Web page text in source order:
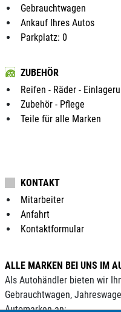
Gebrauchtwagen
Ankauf Ihres Autos
Parkplatz: 0
ZUBEHÖR
Reifen - Räder -
Zubehör - Pflege
Teile für alle Marken
KONTAKT
Mitarbeiter
Anfahrt
Kontaktformular
ALLE MARKEN BEI UNS IM
Als Autohändler bieten wir
Gebrauchtwagen,
Automarken an: